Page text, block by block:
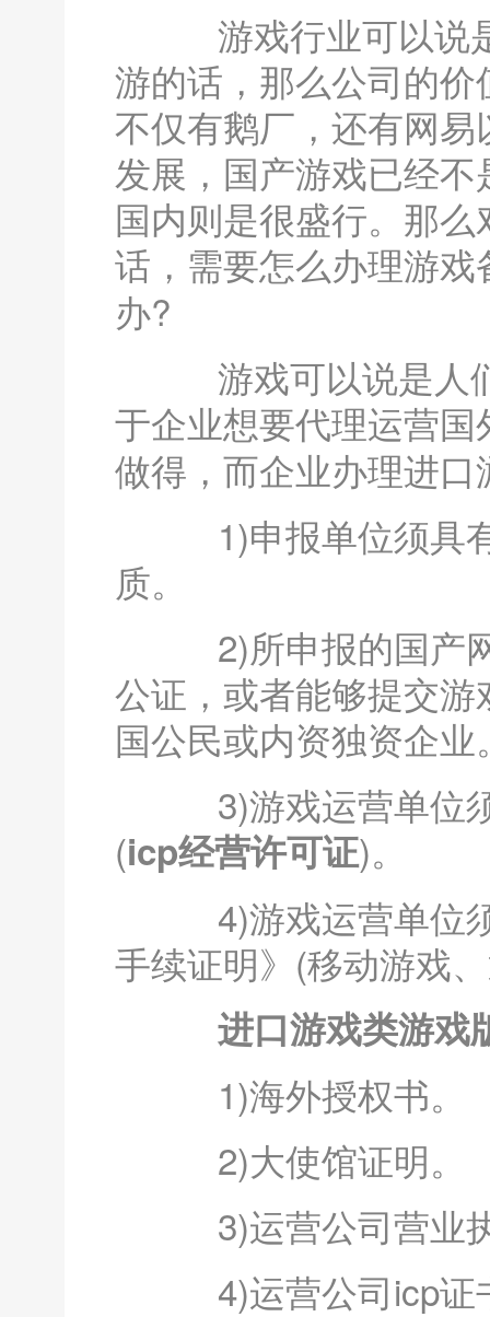
游戏行业可以说
游的话，那么公司的
不仅有鹅厂，还有网
发展，国产游戏已经
国内则是很盛行。那
话，需要怎么办理游
办?
游戏可以说是人
于企业想要代理运营
做得，而企业办理进
1)申报单位须具有
质。
2)所申报的国产网
公证，或者能够提交
国公民或内资独资企业
3)游戏运营单位须
(icp经营许可证)。
4)游戏运营单位须
手续证明》(移动游戏
进口游戏类游戏
1)海外授权书。
2)大使馆证明。
3)运营公司营业
4)运营公司icp证